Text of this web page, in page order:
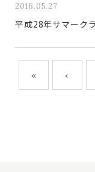
2016.05.27
平成28年サマーク
« ‹